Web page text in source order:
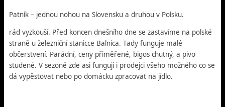
Patník – jednou nohou na Slovensku a druhou v Polsku.
rád vyzkouší. Před koncen dnešního dne se zastavíme na polské
straně u železniční stanicce Balnica. Tady funguje malé
občerstvení. Parádní, ceny přiměřené, bigos chutný, a pivo
studené. V sezoně zde asi fungují i prodejci všeho možného co se
dá vypěstovat nebo po domácku zpracovat na jídlo.